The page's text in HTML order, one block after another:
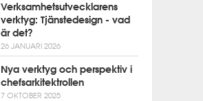
Verksamhetsutvecklarens
verktyg: Tjänstedesign - vad
är det?
26 JANUARI 2026
Nya verktyg och perspektiv i
chefsarkitektrollen
7 OKTOBER 2025